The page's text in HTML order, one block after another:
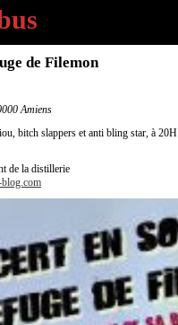
de Filemon
Amiens
bitch slappers et anti bling star, à 20H
de la distillerie